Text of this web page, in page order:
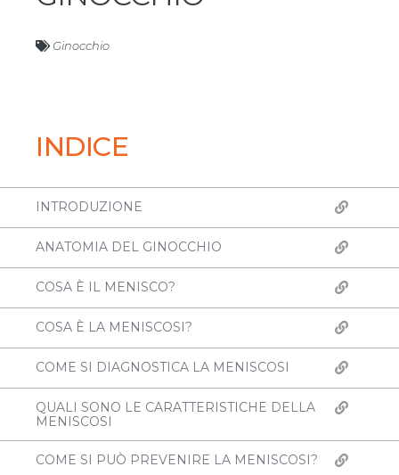
Ginocchio
INDICE
INTRODUZIONE
ANATOMIA DEL GINOCCHIO
COSA È IL MENISCO?
COSA È LA MENISCOSI?
COME SI DIAGNOSTICA LA MENISCOSI
QUALI SONO LE CARATTERISTICHE DELLA
MENISCOSI
COME SI PUÒ PREVENIRE LA MENISCOSI?